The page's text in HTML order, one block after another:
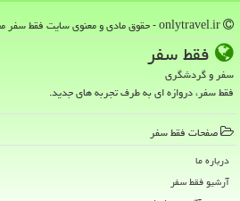
فقط سفر
سفر و گردشگری
فقط سفر، دروازه ای به طرف تجربه های جدید.
صفحات فقط سفر
درباره ما
آرشیو فقط سفر